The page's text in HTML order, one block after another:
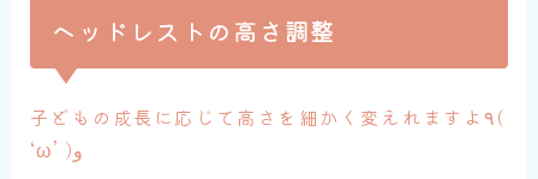
ヘッドレストの高さ調整
子どもの成長に応じて高さを細かく変えれますよ٩(
‘ω’ )و